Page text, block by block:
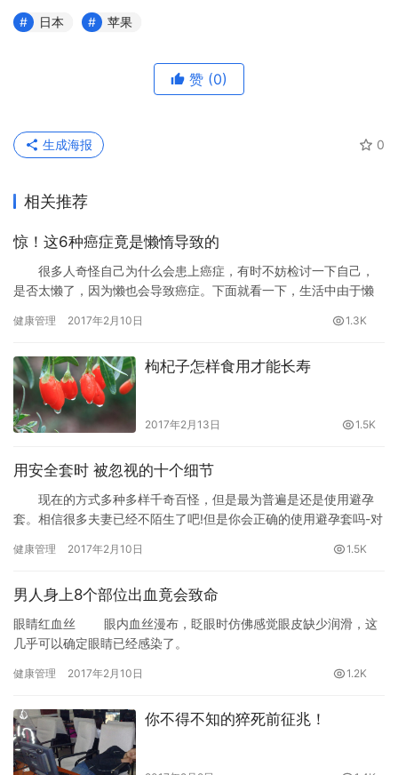
日本 苹果
赞 (0)
0
生成海报
相关推荐
惊！这6种癌症竟是懒惰导致的
很多人奇怪自己为什么会患上癌症，有时不妨检讨一下自己，
是否太懒了，因为懒也会导致癌症。下面就看一下，生活中由于懒
健康管理 2017年2月10日 1.3K
枸杞子怎样食用才能长寿
2017年2月13日 1.5K
用安全套时 被忽视的十个细节
现在的方式多种多样千奇百怪，但是最为普遍是还是使用避孕
套。相信很多夫妻已经不陌生了吧!但是你会正确的使用避孕套吗-对
健康管理 2017年2月10日 1.5K
男人身上8个部位出血竟会致命
眼睛红血丝 眼内血丝漫布，眨眼时仿佛感觉眼皮缺少润滑，这
几乎可以确定眼睛已经感染了。
健康管理 2017年2月10日 1.2K
你不得不知的猝死前征兆！